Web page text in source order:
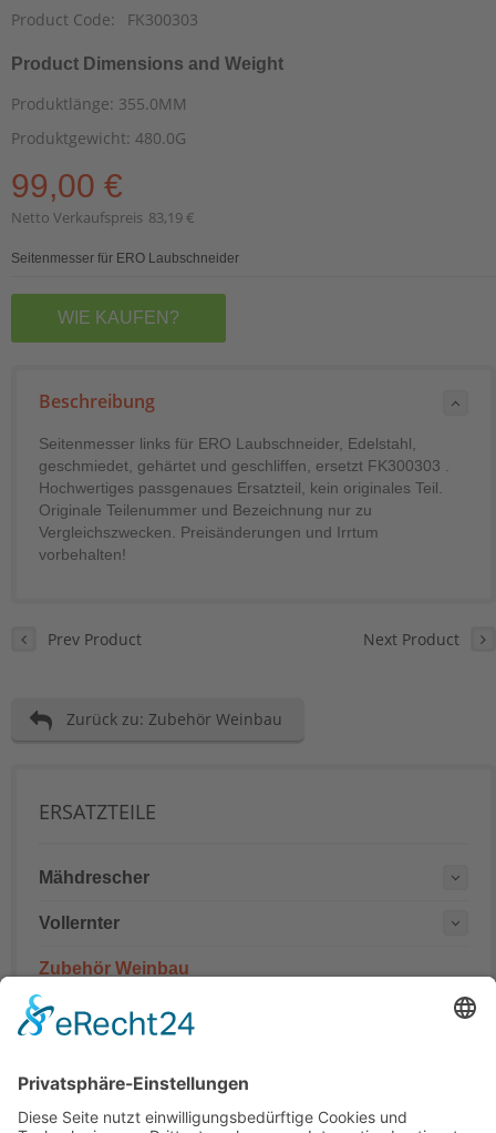
Product Code: FK300303
Product Dimensions and Weight
Produktlänge: 355.0MM
Produktgewicht: 480.0G
99,00 €
Netto Verkaufspreis 83,19 €
Seitenmesser für ERO Laubschneider
WIE KAUFEN?
Beschreibung
Seitenmesser links für ERO Laubschneider, Edelstahl,
geschmiedet, gehärtet und geschliffen, ersetzt FK300303 .
Hochwertiges passgenaues Ersatzteil, kein originales Teil.
Originale Teilenummer und Bezeichnung nur zu
Vergleichszwecken. Preisänderungen und Irrtum
vorbehalten!
Prev Product Next Product
Zurück zu: Zubehör Weinbau
ERSATZTEILE
Mähdrescher
Vollernter
Zubehör Weinbau
Teilenummern
Hinweis: